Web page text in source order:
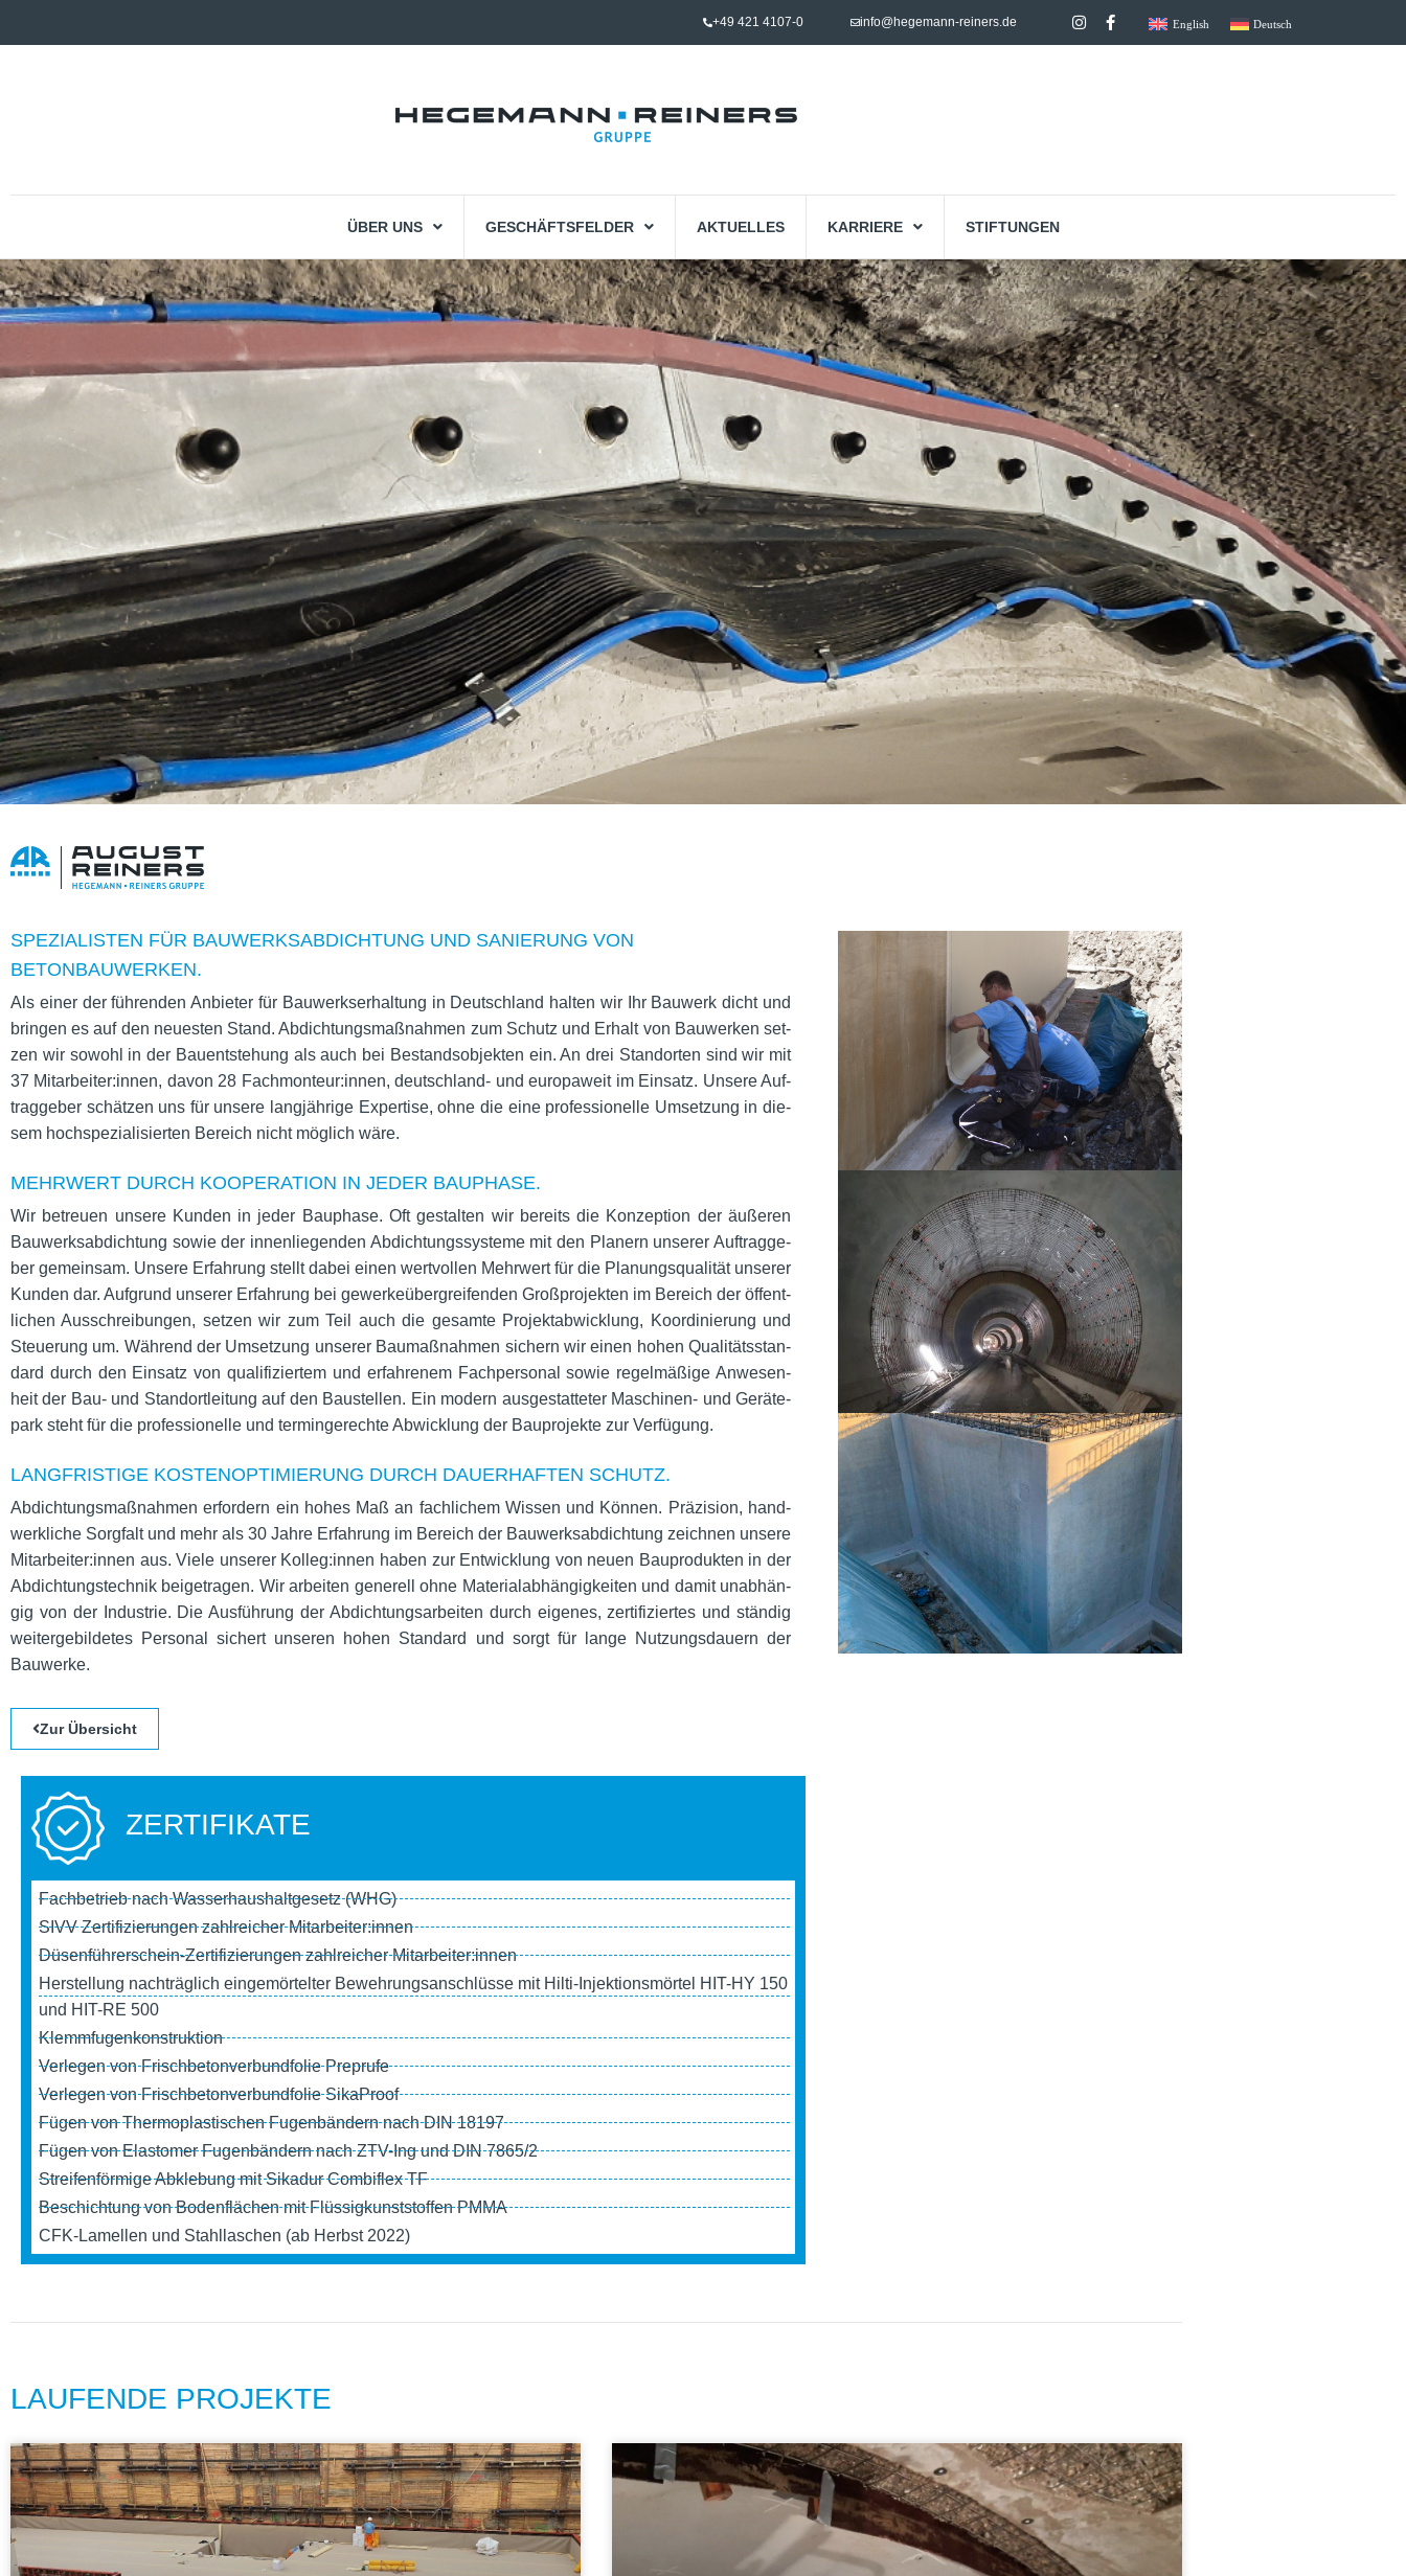
+49 421 4107-0 info@hegemann-reiners.de English Deutsch
ÜBER UNS GESCHÄFTSFELDER AKTUELLES KARRIERE STIFTUNGEN
SPEZIALISTEN FÜR BAUWERKSABDICHTUNG UND SANIERUNG VON
BETONBAUWERKEN.
Als einer der füh­ren­den Anbie­ter für Bau­werks­er­hal­tung in Deutsch­land hal­ten wir Ihr Bau­werk dicht und
brin­gen es auf den neu­es­ten Stand. Abdich­tungs­maß­nah­men zum Schutz und Erhalt von Bau­wer­ken set­
zen wir sowohl in der Bau­ent­ste­hung als auch bei Bestands­ob­jek­ten ein. An drei Stand­or­ten sind wir mit
37 Mitarbeiter:innen, davon 28 Fachmonteur:innen, deutsch­land- und euro­pa­weit im Ein­satz. Unsere Auf­
trag­ge­ber schät­zen uns für unsere lang­jäh­rige Exper­tise, ohne die eine pro­fes­sio­nelle Umset­zung in die­
sem hoch­spe­zia­li­sier­ten Bereich nicht mög­lich wäre.
MEHRWERT DURCH KOOPERATION IN JEDER BAUPHASE.
Wir betreuen unsere Kun­den in jeder Bau­phase. Oft gestal­ten wir bereits die Kon­zep­tion der äuße­ren
Bau­werks­ab­dich­tung sowie der innen­lie­gen­den Abdich­tungs­sys­teme mit den Pla­nern unse­rer Auf­trag­ge­
ber gemein­sam. Unsere Erfah­rung stellt dabei einen wert­vol­len Mehr­wert für die Pla­nungs­qua­li­tät unse­rer
Kun­den dar. Auf­grund unse­rer Erfah­rung bei gewer­ke­über­grei­fen­den Groß­pro­jek­ten im Bereich der öffent­
li­chen Aus­schrei­bun­gen, set­zen wir zum Teil auch die gesamte Pro­jekt­ab­wick­lung, Koor­di­nie­rung und
Steue­rung um. Wäh­rend der Umset­zung unse­rer Bau­maß­nah­men sichern wir einen hohen Qua­li­täts­stan­
dard durch den Ein­satz von qua­li­fi­zier­tem und erfah­re­nem Fach­per­so­nal sowie regel­mä­ßige Anwe­sen­
heit der Bau- und Stand­ort­lei­tung auf den Bau­stel­len. Ein modern aus­ge­stat­te­ter Maschi­nen- und Gerä­te­
park steht für die pro­fes­sio­nelle und ter­min­ge­rechte Abwick­lung der Bau­pro­jekte zur Verfügung.
LANGFRISTIGE KOSTENOPTIMIERUNG DURCH DAUERHAFTEN SCHUTZ.
Abdich­tungs­maß­nah­men erfor­dern ein hohes Maß an fach­li­chem Wis­sen und Kön­nen. Prä­zi­sion, hand­
werk­li­che Sorg­falt und mehr als 30 Jahre Erfah­rung im Bereich der Bau­werks­ab­dich­tung zeich­nen unsere
Mitarbeiter:innen aus. Viele unse­rer Kolleg:innen haben zur Ent­wick­lung von neuen Bau­pro­duk­ten in der
Abdich­tungs­tech­nik bei­getra­gen. Wir arbei­ten gene­rell ohne Mate­ri­al­ab­hän­gig­kei­ten und damit unab­hän­
gig von der Indus­trie. Die Aus­füh­rung der Abdich­tungs­ar­bei­ten durch eige­nes, zer­ti­fi­zier­tes und stän­dig
wei­ter­ge­bil­de­tes Per­so­nal sichert unse­ren hohen Stan­dard und sorgt für lange Nut­zungs­dau­ern der
Bauwerke.
Zur Über­sicht
ZERTIFIKATE
Fach­be­trieb nach Was­ser­haus­halt­ge­setz (WHG)
SIVV Zer­ti­fi­zie­run­gen zahl­rei­cher Mitarbeiter:innen
Düsen­füh­rer­schein-Zer­ti­fi­zie­run­gen zahl­rei­cher Mitarbeiter:innen
Her­stel­lung nach­träg­lich ein­ge­mör­tel­ter Beweh­rungs­an­schlüsse mit Hilti-Injek­ti­ons­mör­tel HIT-HY 150
und HIT-RE 500
Klemm­fu­gen­kon­struk­tion
Ver­le­gen von Frisch­be­ton­ver­bund­fo­lie Preprufe
Ver­le­gen von Frisch­be­ton­ver­bund­fo­lie SikaProof
Fügen von Ther­mo­plas­ti­schen Fugen­bän­dern nach DIN 18197
Fügen von Elas­to­mer Fugen­bän­dern nach ZTV-Ing und DIN 7865/2
Strei­fen­för­mige Abkle­bung mit Sika­dur Com­bi­flex TF
Beschich­tung von Boden­flä­chen mit Flüs­sig­kunst­stof­fen PMMA
CFK-Lamel­len und Stahl­l­aschen (ab Herbst 2022)
LAUFENDE PROJEKTE